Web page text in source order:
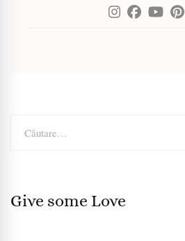
după:
Give some Love